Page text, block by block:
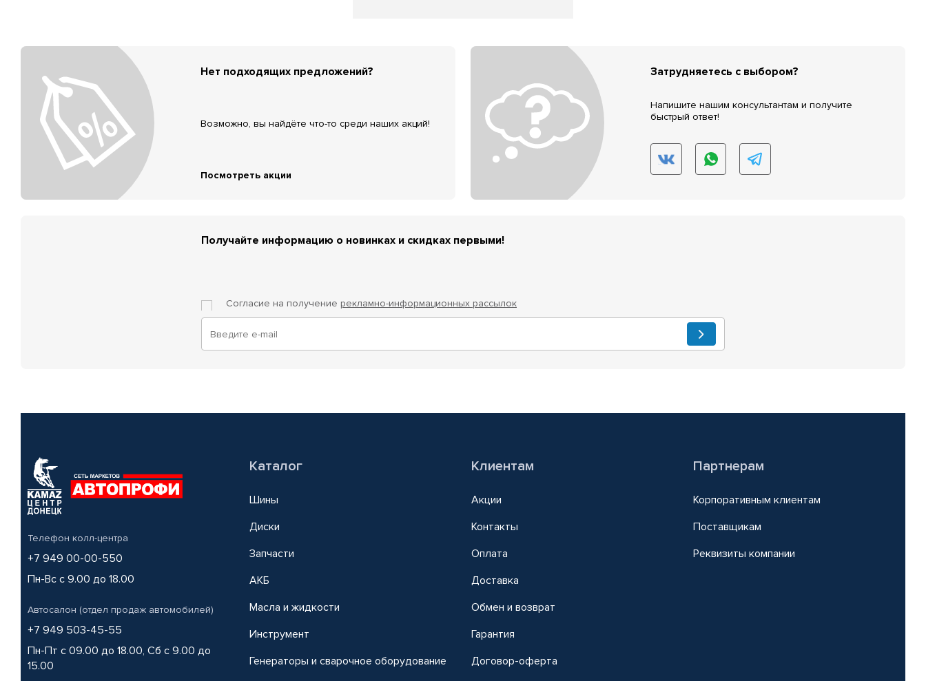
Нет подходящих предложений?
Возможно, вы найдёте что-то среди наших акций!
Посмотреть акции
Затрудняетесь с выбором?
Напишите нашим консультантам и получите
быстрый ответ!
Получайте информацию о новинках и скидках первыми!
Согласие на получение рекламно-информационных рассылок
Телефон колл-центра
+7 949 00-00-550
Пн-Вс с 9.00 до 18.00
Автосалон (отдел продаж автомобилей)
+7 949 503-45-55
Пн-Пт с 09.00 до 18.00, Сб с 9.00 до
15.00
Каталог
Шины
Диски
Запчасти
АКБ
Масла и жидкости
Инструмент
Генераторы и сварочное оборудование
Клиентам
Акции
Контакты
Оплата
Доставка
Обмен и возврат
Гарантия
Договор-оферта
Партнерам
Корпоративным клиентам
Поставщикам
Реквизиты компании